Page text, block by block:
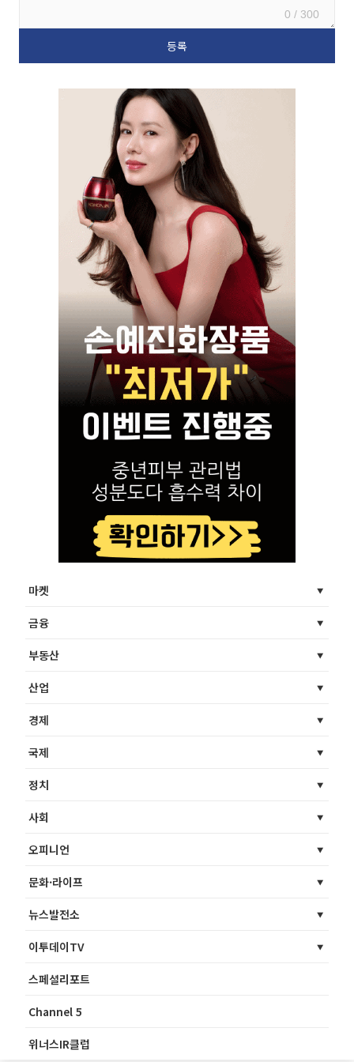
0 / 300
마켓
금융
부동산
산업
경제
국제
정치
사회
오피니언
문화·라이프
뉴스발전소
이투데이TV
스페셜리포트
Channel 5
위너스IR클럽